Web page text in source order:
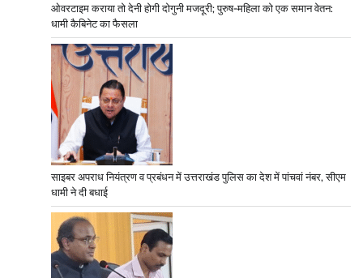
ओवरटाइम कराया तो देनी होगी दोगुनी मजदूरी; पुरुष-महिला को एक समान वेतन:
धामी कैबिनेट का फैसला
साइबर अपराध नियंत्रण व प्रबंधन में उत्तराखंड पुलिस का देश में पांचवां नंबर, सीएम
धामी ने दी बधाई